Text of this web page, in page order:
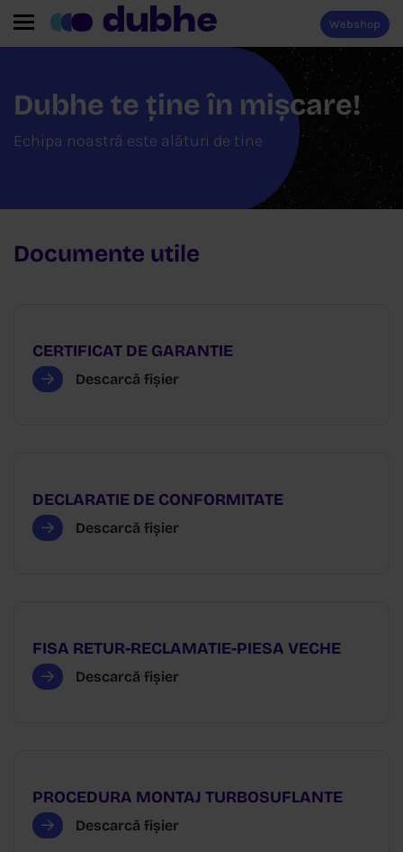
Webshop
Dubhe te ține în mișcare!
Echipa noastră este alături de tine
Documente utile
CERTIFICAT DE GARANTIE
Descarcă fișier
DECLARATIE DE CONFORMITATE
Descarcă fișier
FISA RETUR-RECLAMATIE-PIESA VECHE
Descarcă fișier
PROCEDURA MONTAJ TURBOSUFLANTE
Descarcă fișier